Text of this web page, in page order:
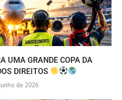
UMA GRANDE COPA DA
DIREITOS
de 2026